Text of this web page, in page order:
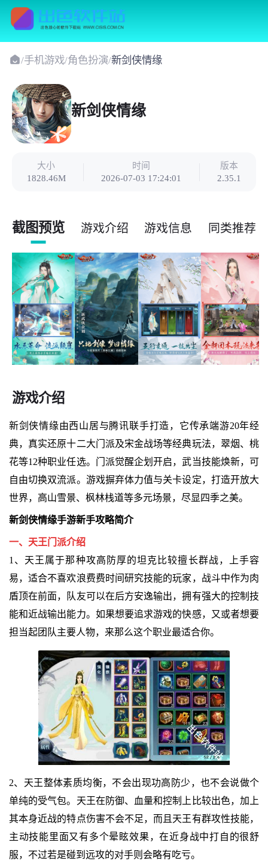
/手机游戏/角色扮演/新剑侠情缘
新剑侠情缘
大小
1828.46M
时间
2026-07-03 17:24:01
版本
2.35.1
截图预览 游戏介绍 游戏信息 同类推荐
游戏介绍
新剑侠情缘由西山居与腾讯联手打造，它传承端游20年经
典，真实还原十二大门派及宋金战场等经典玩法，翠烟、桃
花等12种职业任选。门派觉醒企划开启，武当技能焕新，可
自由切换双流派。游戏摒弃体力值与关卡设定，打造开放大
世界，高山雪景、枫林栈道等多元场景，尽显四季之美。
新剑侠情缘手游新手攻略简介
一、天王门派介绍
1、天王属于那种攻高防厚的坦克比较擅长群战，上手容
易，适合不喜欢浪费费时间研究技能的玩家，战斗中作为肉
盾顶在前面，队友可以在后方安逸输出，拥有强大的控制技
能和近战输出能力。如果想要追求游戏的快感，又或者想要
担当起团队主要人物，来那么这个职业最适合你。
2、天王整体素质均衡，不会出现功高防少，也不会说做个
单纯的受气包。天王在防御、血量和控制上比较出色，加上
其本身近战的特点伤害不会不足，而且天王有群攻性技能，
主动技能里面又有多个晕眩效果，在近身战中打自的很舒
服，不过若是碰到远攻的对手则会略有吃亏。